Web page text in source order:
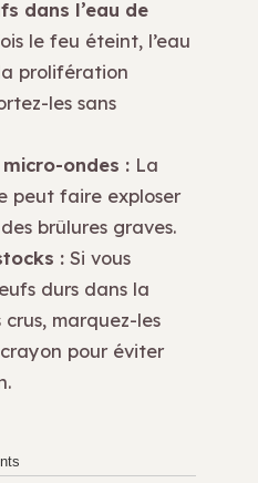
dans l’eau de
le feu éteint, l’eau
prolifération
les sans
ondes : La
peut faire exploser
brûlures graves.
: Si vous
durs dans la
marquez-les
pour éviter